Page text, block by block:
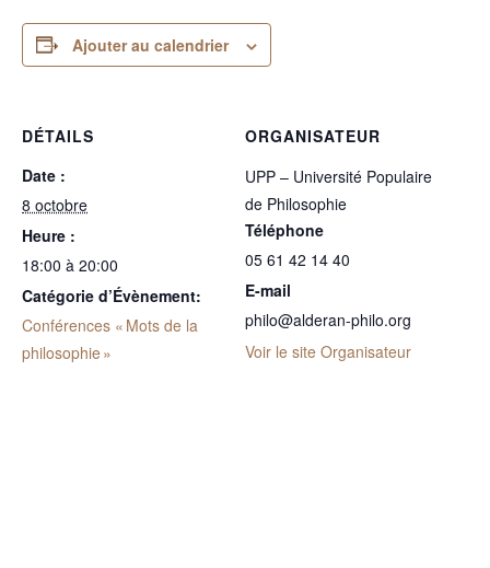
Ajouter au calendrier
DÉTAILS
Date :
8 octobre
Heure :
18:00 à 20:00
Catégorie d’Évènement:
Conférences « Mots de la
philosophie »
ORGANISATEUR
UPP – Université Populaire
de Philosophie
Téléphone
05 61 42 14 40
E-mail
philo@alderan-philo.org
Voir le site Organisateur